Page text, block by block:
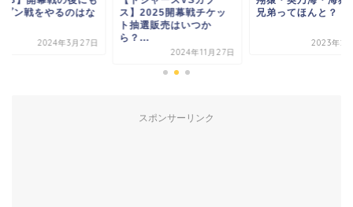
2025開幕戦チケッ
兄弟ってほんと？
オープン戦をやるの
2024年3
スポンサーリンク